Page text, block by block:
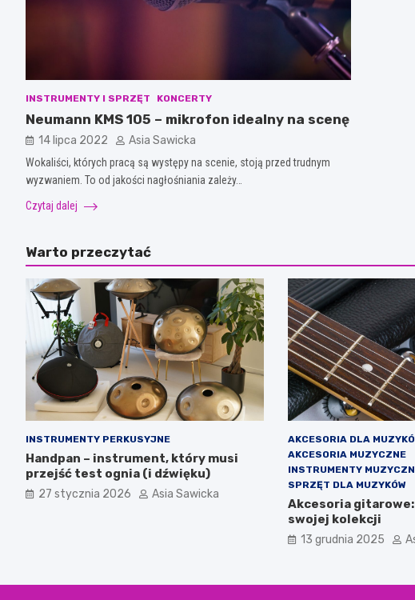
INSTRUMENTY I SPRZĘT KONCERTY
Neumann KMS 105 – mikrofon idealny na scenę
14 lipca 2022 Asia Sawicka
Wokaliści, których pracą są występy na scenie, stoją przed trudnym
wyzwaniem. To od jakości nagłośniania zależy…
Czytaj dalej
Warto przeczytać
INSTRUMENTY PERKUSYJNE
Handpan – instrument, który musi
przejść test ognia (i dźwięku)
27 stycznia 2026 Asia Sawicka
AKCESORIA DLA
AKCESORIA MUZYCZNE
INSTRUMENTY
SPRZĘT DLA MUZYKÓW
Akcesoria
swojej kolekcji
13 grudnia 2025